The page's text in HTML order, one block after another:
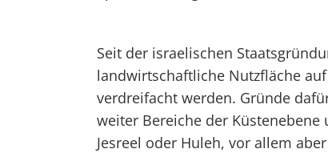
Seit der israelischen
landwirtschaftliche Nutzfläche
verdreifacht werden. Gründe
weiter Bereiche der
Jesreel oder Huleh, vor allem